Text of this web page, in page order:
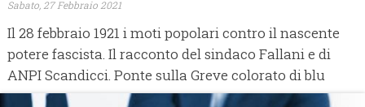
Sabato, 27 Febbraio 2021
Il 28 febbraio 1921 i moti popolari contro il nascente
potere fascista. Il racconto del sindaco Fallani e di
ANPI Scandicci. Ponte sulla Greve colorato di blu